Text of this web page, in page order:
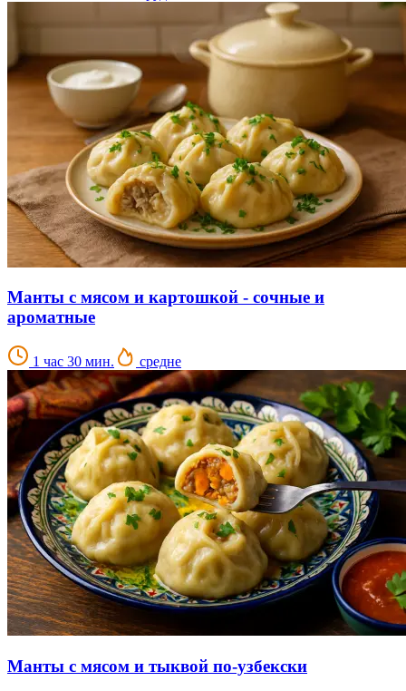
Манты с мясом и картошкой - сочные и
ароматные
1 час 30 мин. средне
Манты с мясом и тыквой по-узбекски